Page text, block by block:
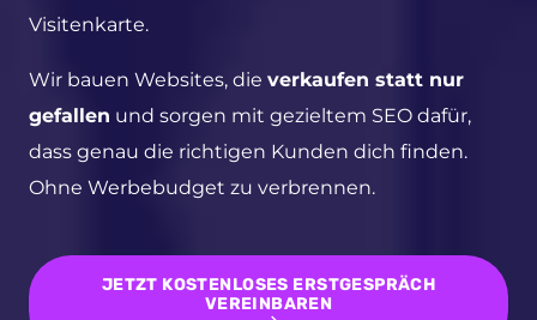
Visitenkarte.
Wir bauen Websites, die verkaufen statt nur
gefallen und sorgen mit gezieltem SEO dafür,
dass genau die richtigen Kunden dich finden.
Ohne Werbebudget zu verbrennen.
JETZT KOSTENLOSES ERSTGESPRÄCH
VEREINBAREN